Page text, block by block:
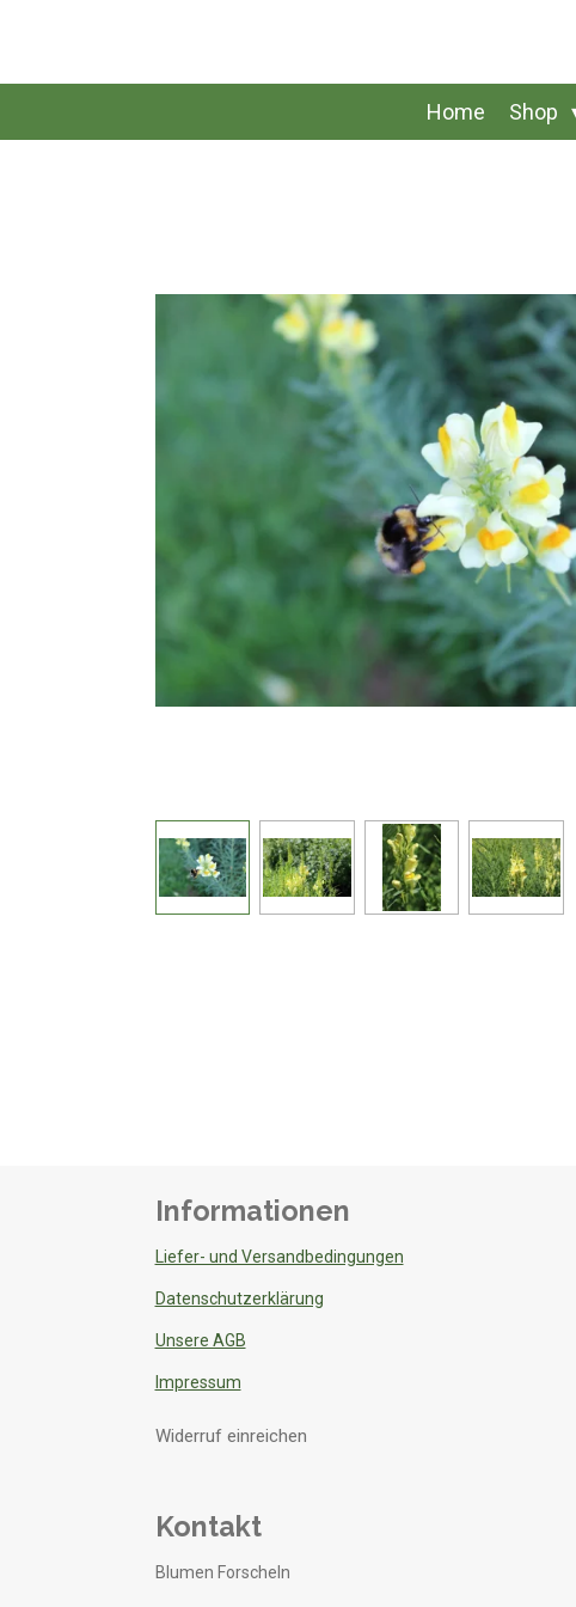
Home Shop
Informationen
Liefer- und Versandbedingungen
Datenschutzerklärung
Unsere AGB
Impressum
Widerruf einreichen
Kontakt
Blumen Forscheln